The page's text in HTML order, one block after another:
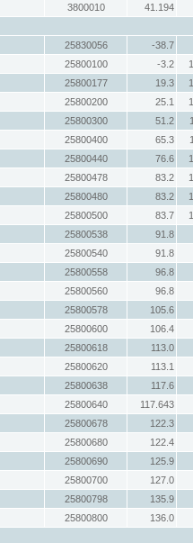
3800010
41.194
25830056
-38.7
25800100 -3.2
25800177 19.3
25800200 25.1
25800300 51.2
25800400 65.3
25800440 76.6
25800478 83.2
25800480 83.2
25800500 83.7
25800538
91.8
25800540
91.8
25800558
96.8
25800560
96.8
25800578
105.6
25800600
106.4
25800618
113.0
25800620
113.1
25800638
117.6
25800640
117.643
25800678
122.3
25800680
122.4
25800690
125.9
25800700
127.0
25800798
135.9
25800800
136.0